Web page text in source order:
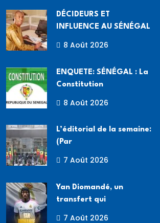
DÉCIDEURS ET
INFLUENCE AU SÉNÉGAL
8 Août 2026
ENQUETE: SÉNÉGAL : La
Constitution
8 Août 2026
L’éditorial de la semaine:
(Par
7 Août 2026
Yan Diomandé, un
transfert qui
7 Août 2026